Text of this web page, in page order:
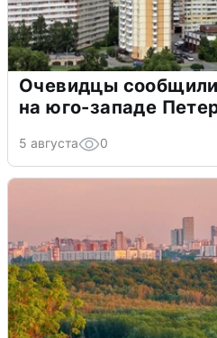
Очевидцы
на юго-западе
5 августа 0